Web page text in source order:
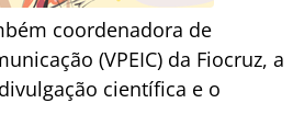
coordenadora de
(VPEIC) da Fiocruz, a
científica e o